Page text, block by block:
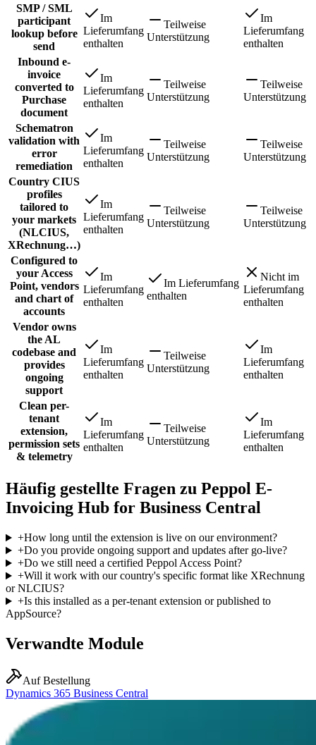
SMP / SML
participant
lookup before
send
Im
Lieferumfang
enthalten
Teilweise
Unterstützung
Im
Lieferumfang
enthalten
Inbound e-
invoice
converted to
Purchase
document
Im
Lieferumfang
enthalten
Teilweise
Unterstützung
Teilweise
Unterstützung
Schematron
validation with
error
remediation
Im
Lieferumfang
enthalten
Teilweise
Unterstützung
Teilweise
Unterstützung
Country CIUS
profiles
tailored to
your markets
(NLCIUS,
XRechnung…)
Im
Lieferumfang
enthalten
Teilweise
Unterstützung
Teilweise
Unterstützung
Configured to
your Access
Point, vendors
and chart of
accounts
Im
Lieferumfang
enthalten
Im Lieferumfang
enthalten
Nicht im
Lieferumfang
enthalten
Vendor owns
the AL
codebase and
provides
ongoing
support
Im
Lieferumfang
enthalten
Teilweise
Unterstützung
Im
Lieferumfang
enthalten
Clean per-
tenant
extension,
permission sets
& telemetry
Im
Lieferumfang
enthalten
Teilweise
Unterstützung
Im
Lieferumfang
enthalten
Häufig gestellte Fragen zu Peppol E-
Invoicing Hub for Business Central
+How long until the extension is live on our environment?
+Do you provide ongoing support and updates after go-live?
+Do we still need a certified Peppol Access Point?
+Will it work with our country's specific format like XRechnung
or NLCIUS?
+Is this installed as a per-tenant extension or published to
AppSource?
Verwandte Module
Auf Bestellung
Dynamics 365 Business Central